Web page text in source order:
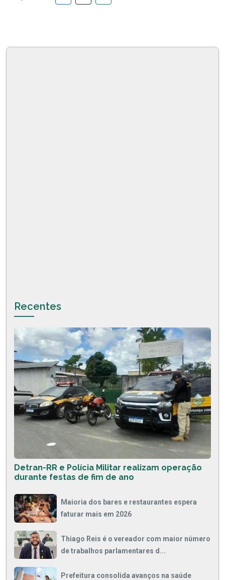
Recentes
Detran-RR e Polícia Militar realizam operação
durante festas de fim de ano
Maioria dos bares e restaurantes espera
faturar mais em 2026
Thiago Reis é o vereador com maior número
de trabalhos parlamentares d...
Prefeitura consolida avanços na saúde